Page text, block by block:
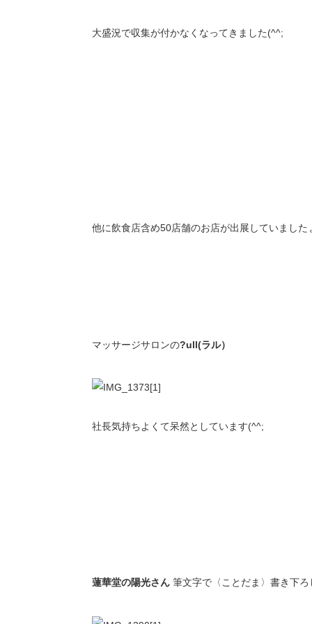
大盛況で収集が付かなくなってきました(^^;
他に飲食店含め50店舗のお店が出展していました
マッサージサロンの?ull(ラル）
社長気持ちよくて呆然としています(^^;
蓮華堂の陽光さん 筆文字で〈ことだま〉書き下ろ